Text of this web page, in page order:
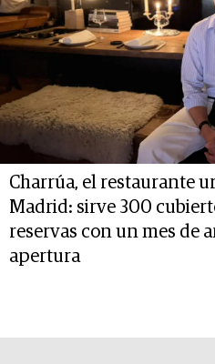
Charrúa, el restaurante
Madrid: sirve 300
reservas con un mes de
apertura